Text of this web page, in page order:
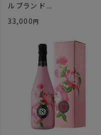
ル ブラン ド ...
33,000